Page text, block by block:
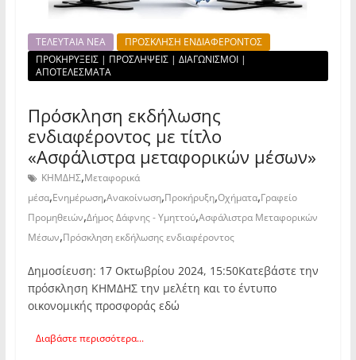
ΤΕΛΕΥΤΑΙΑ ΝΕΑ
ΠΡΟΣΚΛΗΣΗ ΕΝΔΙΑΦΕΡΟΝΤΟΣ
ΠΡΟΚΗΡΥΞΕΙΣ | ΠΡΟΣΛΗΨΕΙΣ | ΔΙΑΓΩΝΙΣΜΟΙ |
ΑΠΟΤΕΛΕΣΜΑΤΑ
Πρόσκληση εκδήλωσης
ενδιαφέροντος με τίτλο
«Ασφάλιστρα μεταφορικών μέσων»
ΚΗΜΔΗΣ,Μεταφορικά
μέσα,Ενημέρωση,Ανακοίνωση,Προκήρυξη,Οχήματα,Γραφείο
Προμηθειών,Δήμος Δάφνης - Υμηττού,Ασφάλιστρα Μεταφορικών
Μέσων,Πρόσκληση εκδήλωσης ενδιαφέροντος
Δημοσίευση: 17 Οκτωβρίου 2024, 15:50Κατεβάστε την
πρόσκληση ΚΗΜΔΗΣ την μελέτη και το έντυπο
οικονομικής προσφοράς εδώ
Διαβάστε περισσότερα...